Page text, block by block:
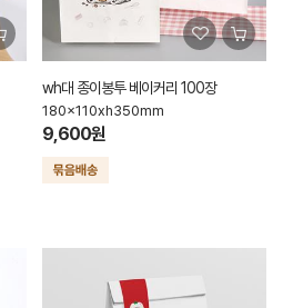
wh대 종이봉투 베이커리 100장
180x110xh350mm
9,600원